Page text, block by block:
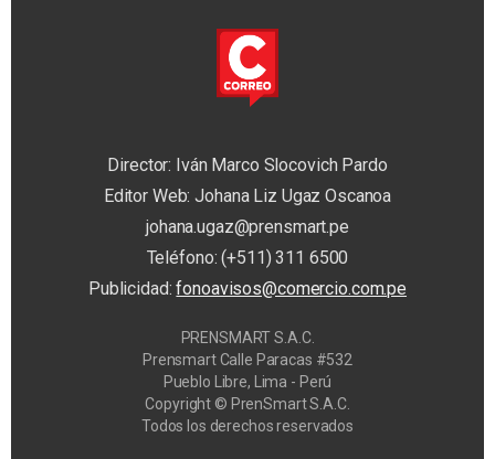
Director: Iván Marco Slocovich Pardo
Editor Web: Johana Liz Ugaz Oscanoa
johana.ugaz@prensmart.pe
Teléfono: (+511) 311 6500
Publicidad:fonoavisos@comercio.com.pe
PRENSMART S.A.C.
Prensmart Calle Paracas #532
Pueblo Libre, Lima - Perú
Copyright © PrenSmart S.A.C.
Todos los derechos reservados